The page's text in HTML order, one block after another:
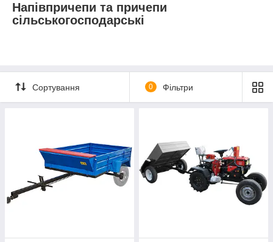
Напівпричепи та причепи
сільськогосподарські
Сортування 0 Фільтри